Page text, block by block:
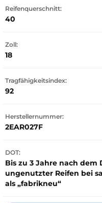
Reifenquerschnitt:
40
Zoll:
18
Tragfähigkeitsindex:
92
Herstellernummer:
2EAR027F
DOT:
Bis zu 3 Jahre nach
ungenutzter Reifen bei
als „fabrikneu“